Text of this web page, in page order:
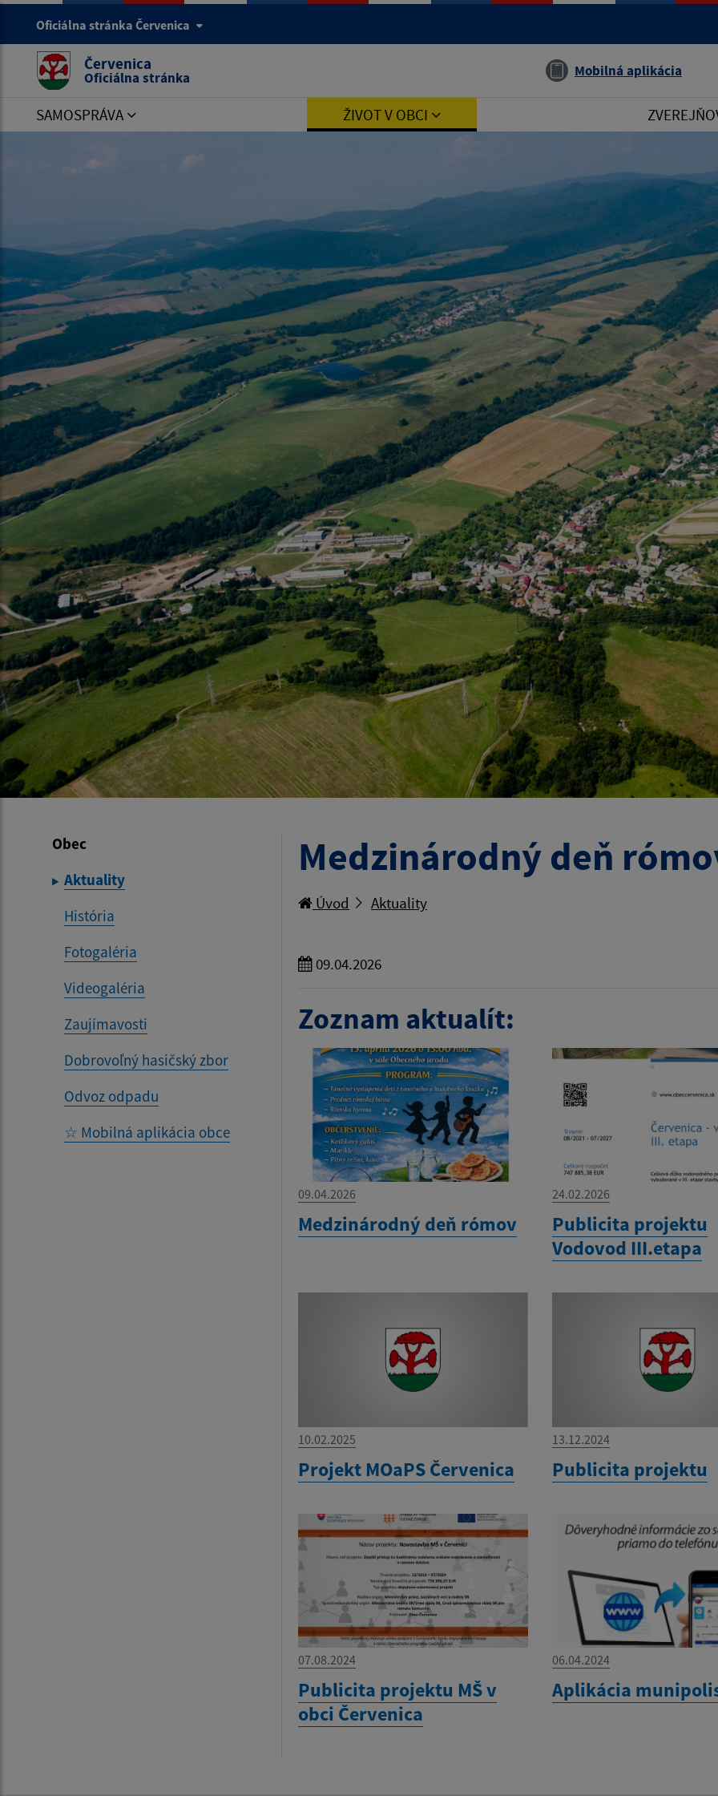
Oficiálna stránka Červenica
Červenica
Oficiálna stránka Mobilná aplikácia
SAMOSPRÁVA ŽIVOT V OBCI
Obec
Aktuality
História
Fotogaléria
Videogaléria
Zaujímavosti
Dobrovoľný hasičský zbor
Odvoz odpadu
☆ Mobilná aplikácia obce
Medzinárodný deň
Úvod Aktuality
09.04.2026
Zoznam aktualít:
09.04.2026
Medzinárodný deň rómov
24.02.2026
Publicita projektu
Vodovod III.etapa
10.02.2025
Projekt MOaPS Červenica
13.12.2024
Publicita projektu
07.08.2024
Publicita projektu MŠ v
obci Červenica
06.04.2024
Aplikácia